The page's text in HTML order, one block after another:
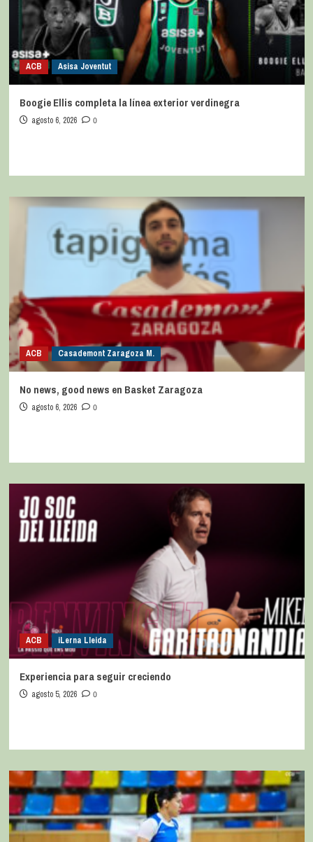
ACB Asisa Joventut
Boogie Ellis completa la línea exterior verdinegra
agosto 6, 2026 0
ACB Casademont Zaragoza M.
No news, good news en Basket Zaragoza
agosto 6, 2026 0
ACB iLerna Lleida
Experiencia para seguir creciendo
agosto 5, 2026 0